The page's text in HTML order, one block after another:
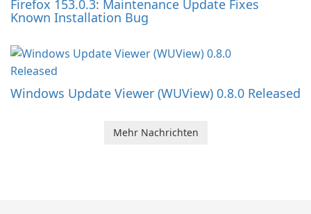
Firefox 153.0.3: Maintenance Update Fixes
Known Installation Bug
Windows Update Viewer (WUView) 0.8.0 Released
Mehr Nachrichten